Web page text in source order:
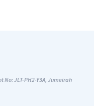
No: JLT-PH2-Y3A, Jumeirah